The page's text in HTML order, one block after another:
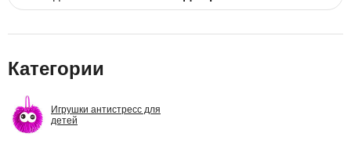
Категории
Игрушки антистресс для
детей